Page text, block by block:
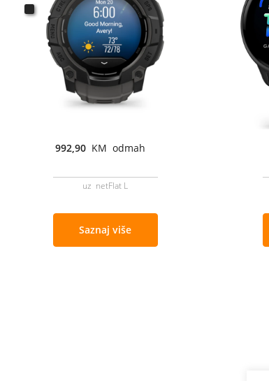
992,90 KM odmah
uz netFlat L
Saznaj više